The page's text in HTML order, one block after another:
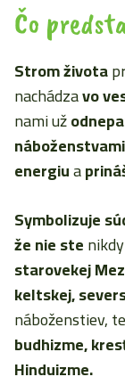
Čo
Strom života
nachádzavo
nami už
energiua
Symbolizuje
že nie stenikdy
starovekej
keltskej,
náboženstiev,
budhizme,
Hinduizme.